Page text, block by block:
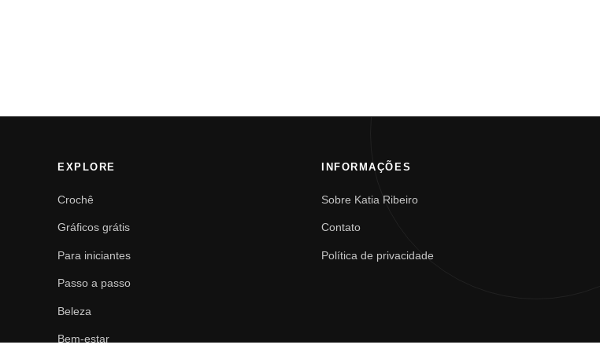
EXPLORE
Crochê
Gráficos grátis
Para iniciantes
Passo a passo
Beleza
Bem-estar
INFORMAÇÕES
Sobre Katia Ribeiro
Contato
Política de privacidade